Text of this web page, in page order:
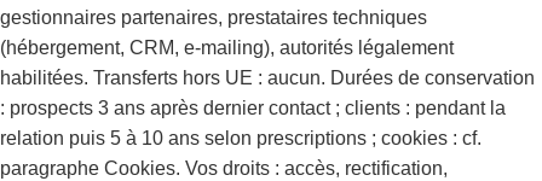
gestionnaires partenaires, prestataires techniques
(hébergement, CRM, e-mailing), autorités légalement
habilitées. Transferts hors UE : aucun. Durées de conservation
: prospects 3 ans après dernier contact ; clients : pendant la
relation puis 5 à 10 ans selon prescriptions ; cookies : cf.
paragraphe Cookies. Vos droits : accès, rectification,